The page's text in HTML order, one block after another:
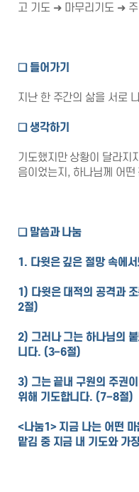
고 기도 ➜ 마무리기도 ➜
❑ 들어가기
지난 한 주간의 삶을 서로
❑생각하기
기도했지만 상황이 달라지
음이었는지, 하나님께 어
❑ 말씀과 나눔
1. 다윗은 깊은 절망 속에
1) 다윗은 대적의 공격과
2절)
2) 그러나 그는 하나님의
니다. (3–6절)
3) 그는 끝내 구원의 주권
위해 기도합니다. (7–8절)
<나눔1> 지금 나는 어떤
맡김 중 지금 내 기도와 가